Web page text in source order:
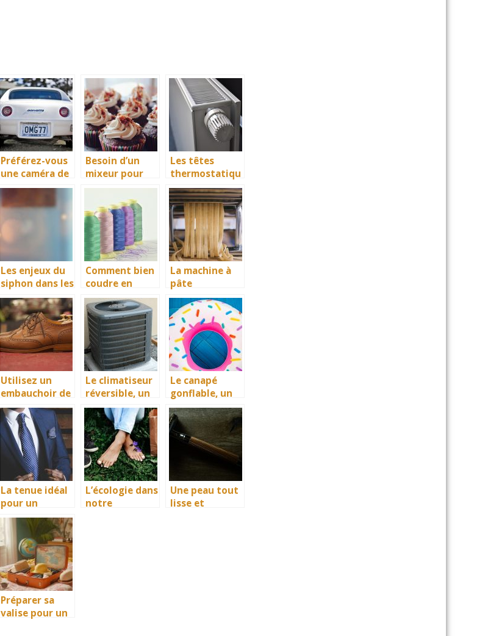
Préférez-vous
une caméra de
recul filaire ou
sans fil?
Besoin d’un
mixeur pour
vos douceurs
pâtissièries?
Les têtes
thermostatiqu
es, des
véritables
régulateur de
température
Les enjeux du
siphon dans les
cuisines
familiales.
Comment bien
coudre en
gagnant du
temps ? La
machine à
broder bien sûr
La machine à
pâte
électrique, une
machine
adapté pour la
transformatio
n et la cuisson
de vos pâtes
Utilisez un
embauchoir de
chaussure pour
préserver vos
souliers
Le climatiseur
réversible, un
véritable
moyen de
rafraichir
votre cadre de
vie
Le canapé
gonflable, un
meuble par
excellence
pour une
bonne détente
La tenue idéal
pour un
mariage pour
un homme
L’écologie dans
notre
Une peau tout
lisse et
Préparer sa
valise pour un